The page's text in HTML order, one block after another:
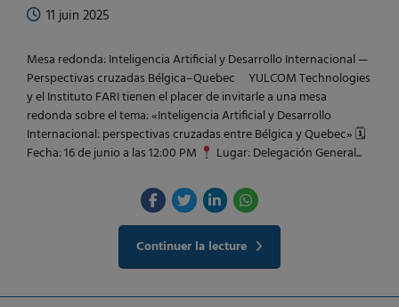
11 juin 2025
Mesa redonda: Inteligencia Artificial y Desarrollo Internacional —
Perspectivas cruzadas Bélgica–Quebec YULCOM Technologies
y el Instituto FARI tienen el placer de invitarle a una mesa
redonda sobre el tema: «Inteligencia Artificial y Desarrollo
Internacional: perspectivas cruzadas entre Bélgica y Quebec» 🗓
Fecha: 16 de junio a las 12:00 PM
Lugar: Delegación General...
Continuer la lecture